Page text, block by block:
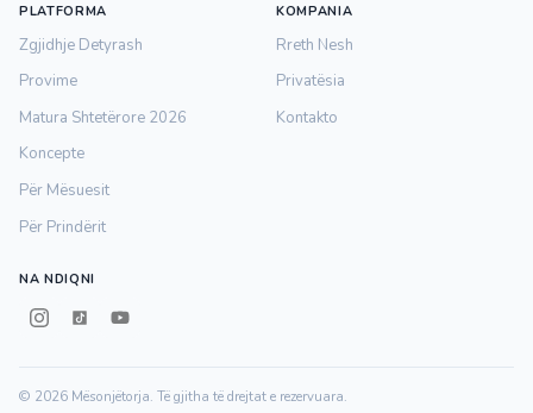
PLATFORMA
Zgjidhje Detyrash
Provime
Matura Shtetërore 2026
Koncepte
Për Mësuesit
Për Prindërit
KOMPANIA
Rreth Nesh
Privatësia
Kontakto
NA NDIQNI
© 2026 Mësonjëtorja. Të gjitha të drejtat e rezervuara.